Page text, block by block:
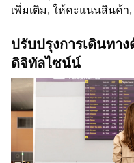
เพิ่มเติม, ให้คะแนนสินค้า
ปรับปรุงการเดินทา
ดิจิทัลไซน์น์